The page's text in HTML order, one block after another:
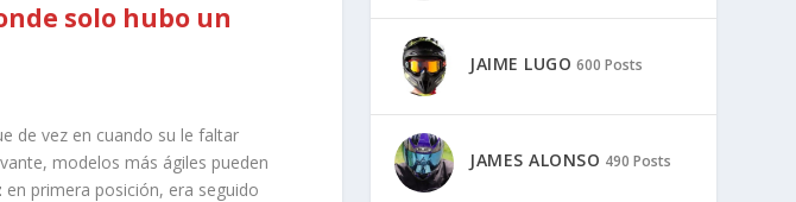
solo hubo un
de vez en cuando su le faltar
modelos más ágiles pueden
en primera posición, era seguido
JAIME LUGO 600 Posts
JAMES ALONSO 490 Posts